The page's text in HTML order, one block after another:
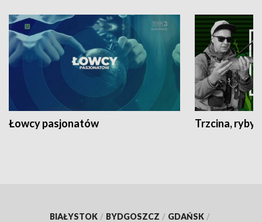
Łowcy pasjonatów Trzcina, ryby
BIAŁYSTOK / BYDGOSZCZ / GDAŃSK /